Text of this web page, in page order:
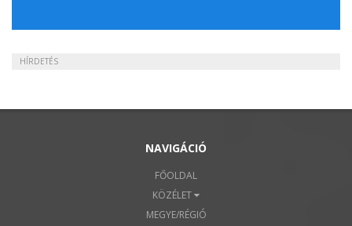
HÍRDETÉS
NAVIGÁCIÓ
FŐOLDAL
KÖZÉLET
MEGYE/RÉGIÓ